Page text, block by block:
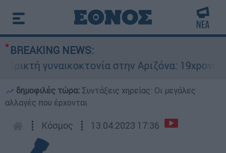
BREAKING NEWS:
γυναικοκτονία στην Αριζόνα: 19χρονη
δημοφιλές τώρα: Συντάξεις χηρείας: Οι μεγάλες
αλλαγές που έρχονται
┋ Κόσμος ┋ 13.04.2023 17:36